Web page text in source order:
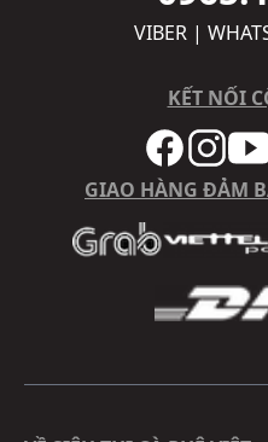
VIBER |
KẾT NỐI
GIAO HÀNG ĐẢM